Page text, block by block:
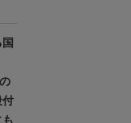
国
付